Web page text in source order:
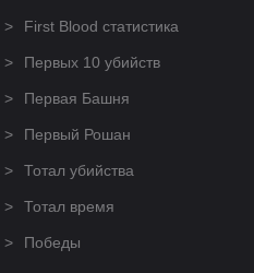
First Blood статистика
Первых 10 убийств
Первая Башня
Первый Рошан
Тотал убийства
Тотал время
Победы